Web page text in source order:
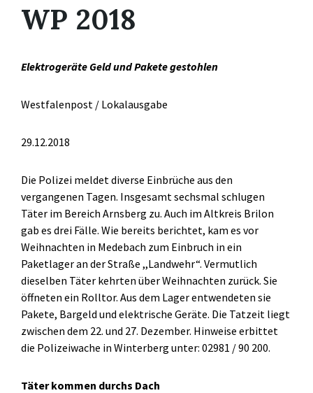
WP 2018
Elektrogeräte Geld und Pakete gestohlen
Westfalenpost / Lokalausgabe
29.12.2018
Die Polizei meldet diverse Einbrüche aus den
vergangenen Tagen. Insgesamt sechsmal schlugen
Täter im Bereich Arnsberg zu. Auch im Altkreis Brilon
gab es drei Fälle. Wie bereits berichtet, kam es vor
Weihnachten in Medebach zum Einbruch in ein
Paketlager an der Straße ,,Landwehr“. Vermutlich
dieselben Täter kehrten über Weihnachten zurück. Sie
öffneten ein Rolltor. Aus dem Lager entwendeten sie
Pakete, Bargeld und elektrische Geräte. Die Tatzeit liegt
zwischen dem 22. und 27. Dezember. Hinweise erbittet
die Polizeiwache in Winterberg unter: 02981 / 90 200.
Täter kommen durchs Dach